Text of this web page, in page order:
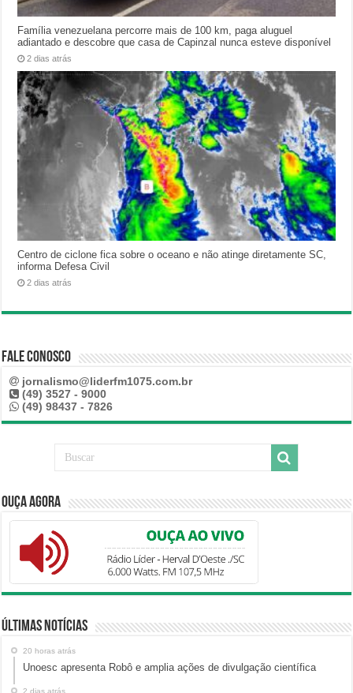
Família venezuelana percorre mais de 100 km, paga aluguel
adiantado e descobre que casa de Capinzal nunca esteve disponível
2 dias atrás
Centro de ciclone fica sobre o oceano e não atinge diretamente SC,
informa Defesa Civil
2 dias atrás
Fale Conosco
jornalismo@liderfm1075.com.br
(49) 3527 - 9000
(49) 98437 - 7826
Ouça Agora
Últimas Notícias
20 horas atrás
Unoesc apresenta Robô e amplia ações de divulgação científica
2 dias atrás